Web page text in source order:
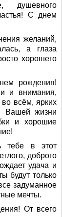
душевного
С днем
желаний,
а глаза
хорошего
рождения!
и внимания,
во всём, ярких
Вашей жизни
и хорошие
тебе в этот
доброго
удача и
будут только
задуманное
мечты.
От всего